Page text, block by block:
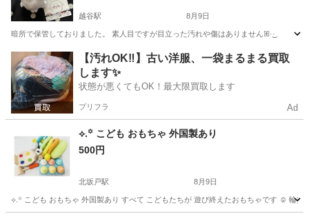
越谷駅 8月9日
暗所で保管しておりました。 素人目ですが目立った汚れや傷はありませんꕤ︎︎·͜·
埼玉 越谷市 越谷駅 おもちゃ ちい
【汚れOK‼️】古い洋服、一袋まるまる買取
します✨
状態が悪くてもOK！最大限買取します
プリフラ Ad
⟡.꙳ こども おもちゃ 外国製あり
500円
北坂戸駅 8月9日
⟡.꙳ こども おもちゃ 外国製あり すべて こどもたちが 遊び終えたおもちゃです ☺︎ 輪投